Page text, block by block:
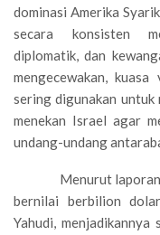
dominasi Amerika
secara konsisten
diplomatik, dan
mengecewakan,
sering digunakan untuk
menekan Israel agar
undang-undang
Menurut laporan,
bernilai berbilion
Yahudi,